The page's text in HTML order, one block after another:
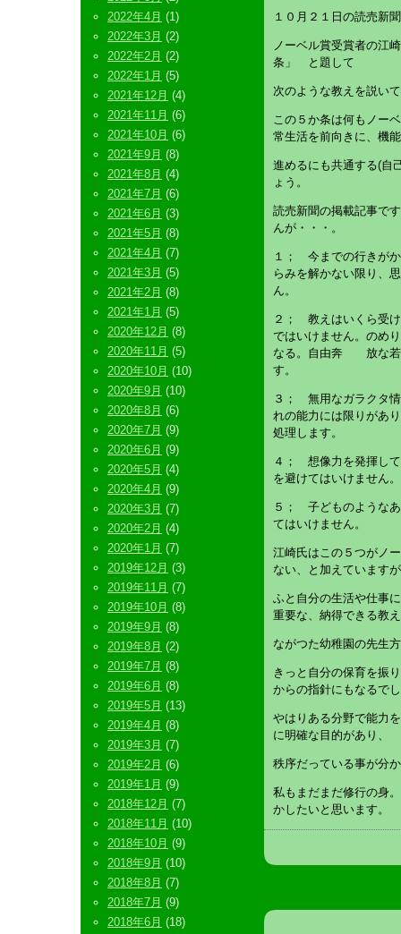
１０月２１日の読売新
ノーベル賞受賞者の
条」 と題して
次のような教えを説い
この５か条は何もノー
常生活を前向きに、機
進めるにも共通する(自
ょう。
読売新聞の掲載記事で
んが・・・。
１； 今までの行きが
らみを解かない限り、
ん。
２； 教えはいくら受
ではいけません。のめ
なる。自由奔 放な若
す。
３； 無用なガラクタ
れの能力には限りがあ
処理します。
４； 想像力を発揮し
を避けてはいけません。
５； 子どものような
てはいけません。
江崎氏はこの５つがノ
ない、と加えています
ふと自分の生活や仕事
重要な、納得できる教
ながつた幼稚園の先生
きっと自分の保育を振
からの指針にもなるで
やはりある分野で能力
に明確な目的があり、
秩序だっている事が分
私もまだまだ修行の身
かしたいと思います。
2022年4月 (1)
2022年3月 (2)
2022年2月 (2)
2022年1月 (5)
2021年12月 (4)
2021年11月 (6)
2021年10月 (6)
2021年9月 (8)
2021年8月 (4)
2021年7月 (6)
2021年6月 (3)
2021年5月 (8)
2021年4月 (7)
2021年3月 (5)
2021年2月 (8)
2021年1月 (5)
2020年12月 (8)
2020年11月 (5)
2020年10月 (10)
2020年9月 (10)
2020年8月 (6)
2020年7月 (9)
2020年6月 (9)
2020年5月 (4)
2020年4月 (9)
2020年3月 (7)
2020年2月 (4)
2020年1月 (7)
2019年12月 (3)
2019年11月 (7)
2019年10月 (8)
2019年9月 (8)
2019年8月 (2)
2019年7月 (8)
2019年6月 (8)
2019年5月 (13)
2019年4月 (8)
2019年3月 (7)
2019年2月 (6)
2019年1月 (9)
2018年12月 (7)
2018年11月 (10)
2018年10月 (9)
2018年9月 (10)
2018年8月 (7)
2018年7月 (9)
2018年6月 (18)